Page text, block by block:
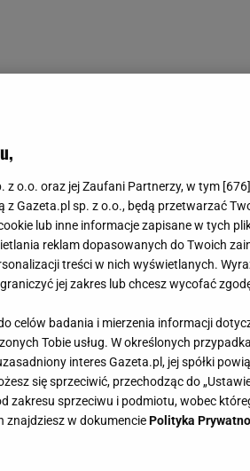
nowoczesnym stylu
z o.o. oraz jej Zaufani Partnerzy, w tym [676
z Gazeta.pl sp. z o.o., będą przetwarzać
lub inne informacje zapisane w tych
reklam dopasowanych do Twoich
treści w nich wyświetlanych.
jej zakres lub chcesz wycofać
celów badania i mierzenia informacji
Tobie usług. W określonych
interes Gazeta.pl, jej spółki
się sprzeciwić, przechodząc do
zakresu sprzeciwu i podmiotu, wobec
znajdziesz w dokumenciePolityka